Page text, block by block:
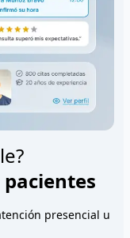
presencial u